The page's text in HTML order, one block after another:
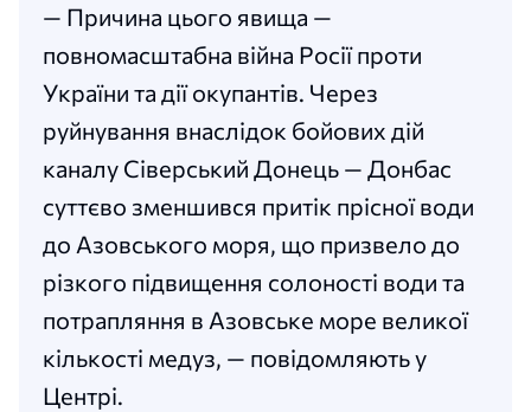
— Причина цього явища —
повномасштабна війна Росії проти
України та дії окупантів. Через
руйнування внаслідок бойових дій
каналу Сіверський Донець — Донбас
суттєво зменшився притік прісної води
до Азовського моря, що призвело до
різкого підвищення солоності води та
потрапляння в Азовське море великої
кількості медуз, — повідомляють у
Центрі.